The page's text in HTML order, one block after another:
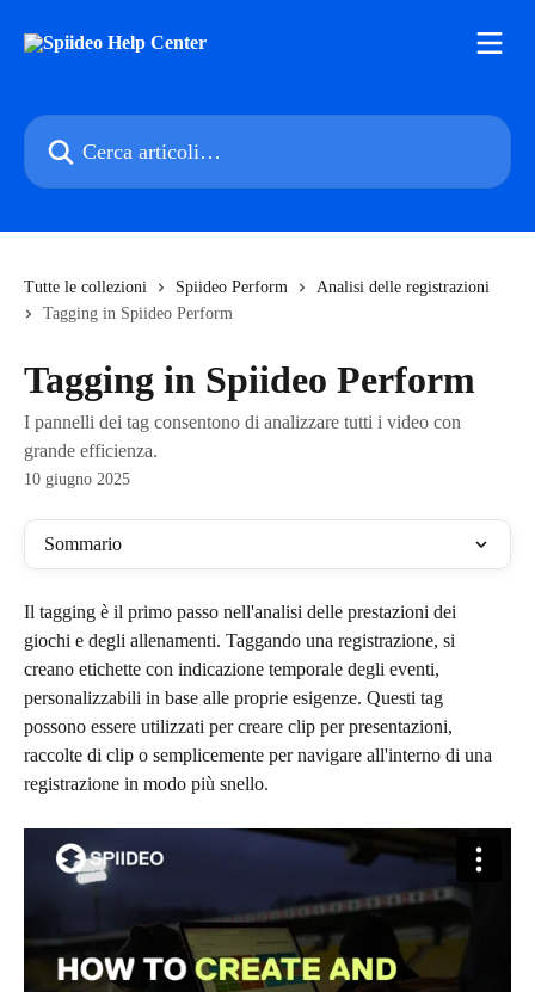
Cerca articoli…
Tutte le collezioni Spiideo Perform
Analisi delle registrazioni
Tagging in Spiideo Perform
Tagging in Spiideo Perform
I pannelli dei tag consentono di analizzare tutti i video con
grande efficienza.
10 giugno 2025
Sommario
Il tagging è il primo passo nell'analisi delle prestazioni dei
giochi e degli allenamenti. Taggando una registrazione, si
creano etichette con indicazione temporale degli eventi,
personalizzabili in base alle proprie esigenze. Questi tag
possono essere utilizzati per creare clip per presentazioni,
raccolte di clip o semplicemente per navigare all'interno di una
registrazione in modo più snello.